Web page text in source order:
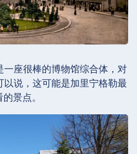
座很棒的博物馆综合体，对
说，这可能是加里宁格勒最
景点。